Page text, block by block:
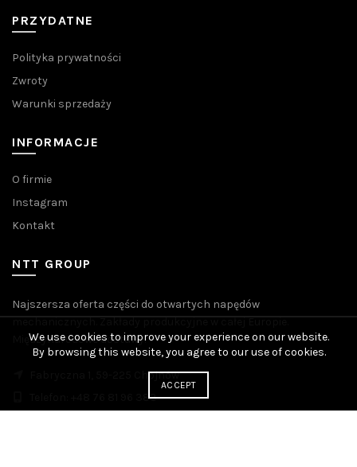
PRZYDATNE
Polityka prywatności
Zwroty
Warunki sprzedaży
INFORMACJE
O firmie
Instagram
Kontakt
NTT GROUP
Najszersza oferta części do otwartych napędów
mechanicznych. Zakłady produkcyjne w całej Europie.
Międzynarodowe dostawy.
Fabryczna 1, 59-225 Chojnów
Telefon: +48 76 81 96 383
We use cookies to improve your experience on our website.
By browsing this website, you agree to our use of cookies.
ACCEPT